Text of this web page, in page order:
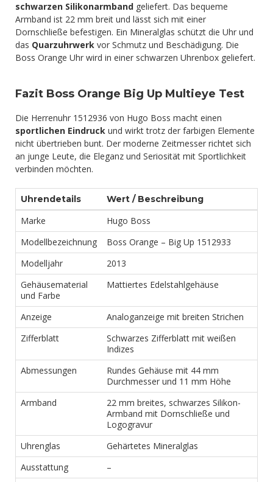
schwarzen Silikonarmband geliefert. Das bequeme
Armband ist 22 mm breit und lässt sich mit einer
Dornschließe befestigen. Ein Mineralglas schützt die Uhr und
das Quarzuhrwerk vor Schmutz und Beschädigung. Die
Boss Orange Uhr wird in einer schwarzen Uhrenbox geliefert.
Fazit Boss Orange Big Up Multieye Test
Die Herrenuhr 1512936 von Hugo Boss macht einen
sportlichen Eindruck und wirkt trotz der farbigen Elemente
nicht übertrieben bunt. Der moderne Zeitmesser richtet sich
an junge Leute, die Eleganz und Seriosität mit Sportlichkeit
verbinden möchten.
Uhrendetails Wert / Beschreibung
Marke
Hugo Boss
Modellbezeichnung
Boss Orange – Big Up 1512933
Modelljahr
2013
Gehäusematerial
und Farbe
Mattiertes Edelstahlgehäuse
Anzeige
Analoganzeige mit breiten Strichen
Zifferblatt
Schwarzes Zifferblatt mit weißen
Indizes
Abmessungen
Rundes Gehäuse mit 44 mm
Durchmesser und 11 mm Höhe
Armband
22 mm breites, schwarzes Silikon-
Armband mit Dornschließe und
Logogravur
Uhrenglas
Gehärtetes Mineralglas
Ausstattung
–